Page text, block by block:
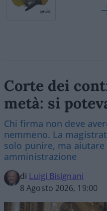
Corte dei
metà: si
Chi firma non deve
nemmeno. La
solo punire, ma aiutare
amministrazione
di Luigi Bisignani
8 Agosto 2026, 19:00